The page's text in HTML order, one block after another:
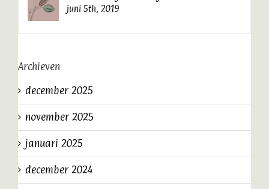
juni 5th, 2019
Archieven
december 2025
november 2025
januari 2025
december 2024